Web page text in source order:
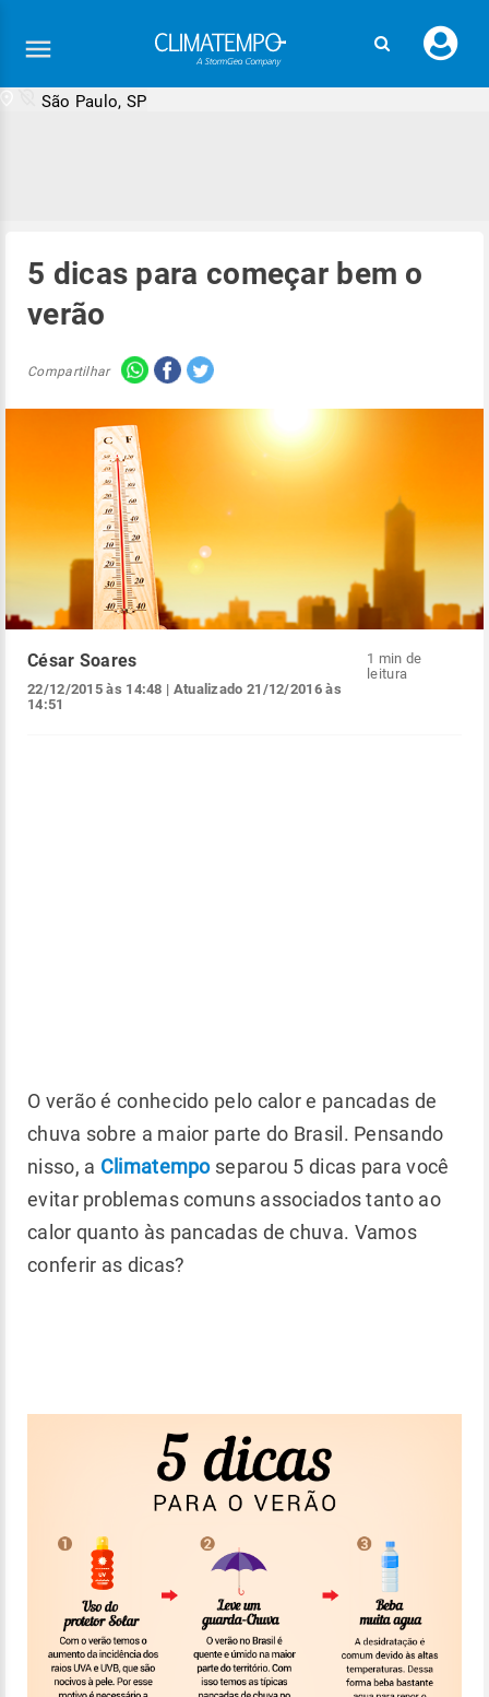
seu
São Paulo, SP
5 dicas para começar bem o
verão
Compartilhar
César Soares
22/12/2015 às 14:48 | Atualizado 21/12/2016 às
14:51
1 min de
leitura
O verão é conhecido pelo calor e pancadas de
chuva sobre a maior parte do Brasil. Pensando
nisso, a Climatemposeparou 5 dicas para você
evitar problemas comuns associados tanto ao
calor quanto às pancadas de chuva. Vamos
conferir as dicas?